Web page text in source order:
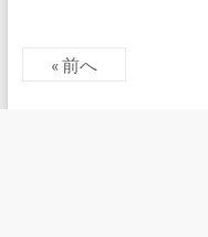
« 前へ